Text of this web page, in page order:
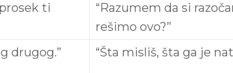
ti
“Razumem da si
rešimo ovo?”
drugog.” “Šta misliš, šta ga je